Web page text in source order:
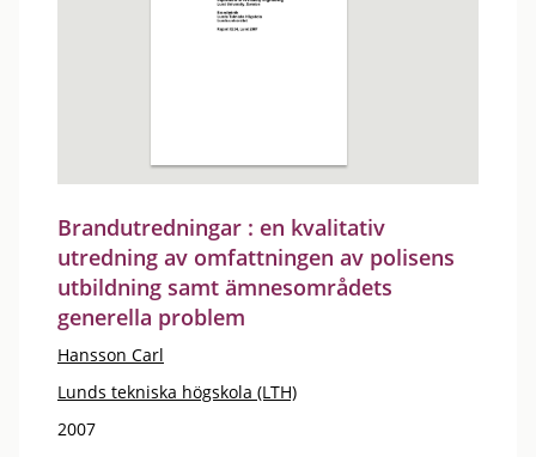
Brandutredningar : en kvalitativ
utredning av omfattningen av polisens
utbildning samt ämnesområdets
generella problem
Hansson Carl
Lunds tekniska högskola (LTH)
2007